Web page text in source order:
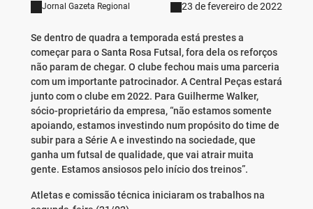
Jornal Gazeta Regional 23 de fevereiro de 2022
Se dentro de quadra a temporada está prestes a
começar para o Santa Rosa Futsal, fora dela os reforços
não param de chegar. O clube fechou mais uma parceria
com um importante patrocinador. A Central Peças estará
junto com o clube em 2022. Para Guilherme Walker,
sócio-proprietário da empresa, “não estamos somente
apoiando, estamos investindo num propósito do time de
subir para a Série A e investindo na sociedade, que
ganha um futsal de qualidade, que vai atrair muita
gente. Estamos ansiosos pelo início dos treinos”.
Atletas e comissão técnica iniciaram os trabalhos na